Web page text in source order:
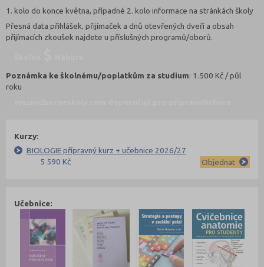
1. kolo do konce května, případné 2. kolo informace na stránkách školy
Přesná data přihlášek, přijímaček a dnů otevřených dveří a obsah
přijímacích zkoušek najdete u příslušných programů/oborů.
Poznámka ke školnému/poplatkům za studium: 1.500 Kč / půl
roku
Kurzy:
BIOLOGIE přípravný kurz + učebnice 2026/27
5 590 Kč
Objednat
Učebnice: